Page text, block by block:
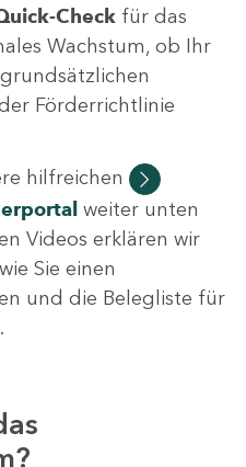
Check für das
Wachstum, ob Ihr
Förderrichtlinie
hilfreichen
weiter unten
Videos erklären wir
Sie einen
und die Belegliste für